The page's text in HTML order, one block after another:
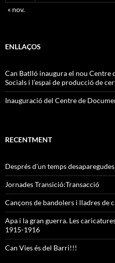
« nov.
ENLLAÇOS
Can Batlló inaugura el nou Centre
Socials i l’espai de producció de
Inauguració del Centre de
RECENTMENT
Després d’un temps
Jornades Transició:Transacció
Cançons de bandolers i lladres de
Apa i la gran guerra. Les
1915-1916
Can Vies és del Barri!!!